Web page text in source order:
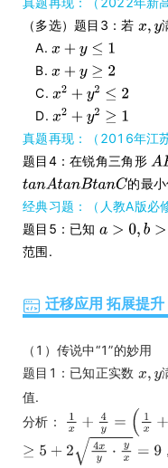
（多选）题目3：若
A.
B.
C.
D.
真题再现：（2016年江
题目4：在锐角三角形
的最小
经典习题：（人教A版必
题目5：已知
范围.
迁移应用 拓展提升
（1）传说中“1”的妙用
题目1：已知正实数
值.
分析：
，